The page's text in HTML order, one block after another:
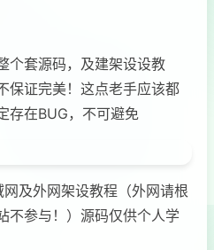
个套源码，及建架设设教
保证完美！这点老手应该都
存在BUG，不可避免
及外网架设教程（外网请根
不参与！）源码仅供个人学